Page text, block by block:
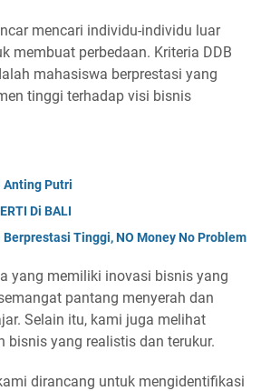
mencari individu-individu luar
membuat perbedaan. Kriteria DDB
mahasiswa berprestasi yang
tinggi terhadap visi bisnis
Anting Putri
Di BALI
Berprestasi Tinggi, NO Money No Problem
yang memiliki inovasi bisnis yang
pantang menyerah dan
Selain itu, kami juga melihat
bisnis yang realistis dan terukur.
dirancang untuk mengidentifikasi